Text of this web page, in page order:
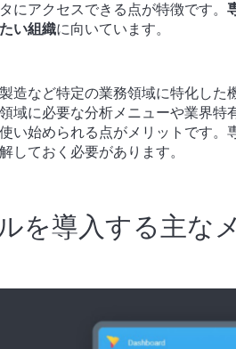
にアクセスできる点が特徴です。
い組織に向いています。
造など特定の業務領域に特化した
域に必要な分析メニューや業界特
い始められる点がメリットです。
しておく必要があります。
を導入する主な